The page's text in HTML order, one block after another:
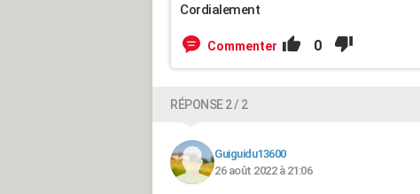
Cordialement
Commenter 0
RÉPONSE 2 / 2
Guiguidu13600
26 août 2022 à 21:06